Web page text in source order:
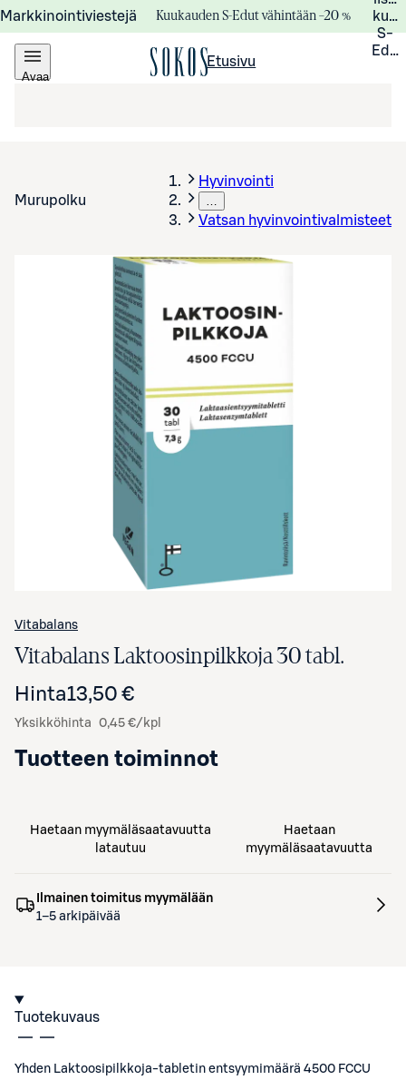
Markkinointiviestejä Kuukauden S-Edut vähintään –20 %
S-
Avaa
Etusivu
Murupolku
Hyvinvointi
…
Vatsan hyvinvointivalmisteet
Avaa tuotekuva suurennettuna
Vitabalans
Vitabalans Laktoosinpilkkoja 30 tabl.
Hinta13,50 €
Yksikköhinta 0,45 €/kpl
Tuotteen toiminnot
Haetaan myymäläsaatavuutta
latautuu
Haetaan
myymäläsaatavuutta
Ilmainen toimitus myymälään
1–5 arkipäivää
Tuotekuvaus
Yhden Laktoosipilkkoja-tabletin entsyymimäärä 4500 FCCU